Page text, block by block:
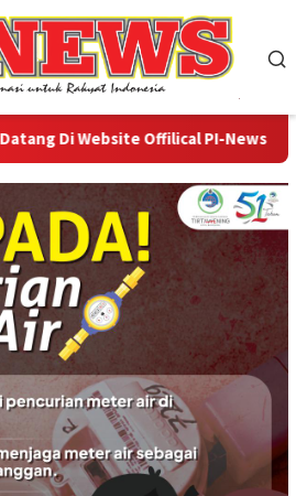
Di Website Offilical PI-News Online